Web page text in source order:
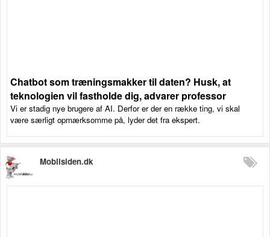
Chatbot som træningsmakker til daten? Husk, at
teknologien vil fastholde dig, advarer professor
Vi er stadig nye brugere af AI. Derfor er der en række ting, vi skal
være særligt opmærksomme på, lyder det fra ekspert.
Mobilsiden.dk